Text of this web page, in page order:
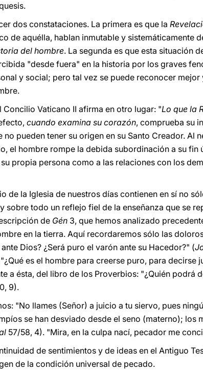
dos constataciones. La primera es que la
de aquélla, hablan inmutable y sistemáticamente
del hombre. La segunda es que esta situación
"desde fuera" en la historia por los graves
y social; pero tal vez se puede reconocer
Vaticano II afirma en otro lugar: "Lo que la
cuando examina su corazón, comprueba su
pueden tener su origen en su Santo Creador. Al
el hombre rompe la debida subordinación a su fin
propia persona como a las relaciones con los
de la Iglesia de nuestros días contienen en sí no
sobre todo un reflejo fiel de la enseñanza que se
de Gén 3, que hemos analizado
en la tierra. Aquí recordaremos sólo las
Dios? ¿Será puro el varón ante su Hacedor?" (
"¿Qué es el hombre para creerse puro, para decirse
a ésta, del libro de los Proverbios: "¿Quién podrá
9).
"No llames (Señor) a juicio a tu siervo, pues
se han desviado desde el seno (materno); los
57/58, 4). "Mira, en la culpa nací, pecador me
de sentimientos y de ideas en el Antiguo
de la condición universal de pecado.